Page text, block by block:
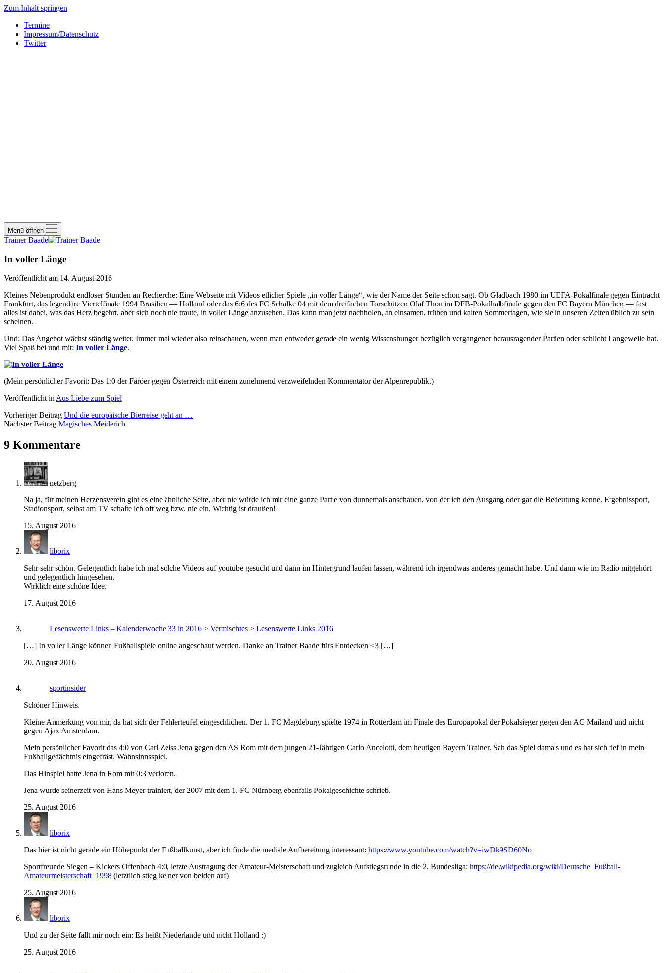
Zum Inhalt springen
Termine
Impressum/Datenschutz
Twitter
Menü öffnen
Trainer Baade
In voller Länge
Veröffentlicht am 14. August 2016
Kleines Nebenprodukt endloser Stunden an Recherche: Eine Webseite mit Videos etlicher Spiele „in voller Länge“, wie der Name der Seite schon sagt. Ob Gladbach 1980 im UEFA-Pokalfinale gegen Eintracht
Frankfurt, das legendäre Viertelfinale 1994 Brasilien — Holland oder das 6:6 des FC Schalke 04 mit dem dreifachen Torschützen Olaf Thon im DFB-Pokalhalbfinale gegen den FC Bayern München — fast
alles ist dabei, was das Herz begehrt, aber sich noch nie traute, in voller Länge anzusehen. Das kann man jetzt nachholen, an einsamen, trüben und kalten Sommertagen, wie sie in unseren Zeiten üblich zu sein
scheinen.
Und: Das Angebot wächst ständig weiter. Immer mal wieder also reinschauen, wenn man entweder gerade ein wenig Wissenshunger bezüglich vergangener herausragender Partien oder schlicht Langeweile hat.
Viel Spaß bei und mit: In voller Länge.
(Mein persönlicher Favorit: Das 1:0 der Färöer gegen Österreich mit einem zunehmend verzweifelnden Kommentator der Alpenrepublik.)
Veröffentlicht inAus Liebe zum Spiel
Vorheriger Beitrag Und die europäische Bierreise geht an …
Nächster Beitrag Magisches Meiderich
9 Kommentare
netzberg
Na ja, für meinen Herzensverein gibt es eine ähnliche Seite, aber nie würde ich mir eine ganze Partie von dunnemals anschauen, von der ich den Ausgang oder gar die Bedeutung kenne. Ergebnissport,
Stadionsport, selbst am TV schalte ich oft weg bzw. nie ein. Wichtig ist draußen!
15. August 2016
liborix
Sehr sehr schön. Gelegentlich habe ich mal solche Videos auf youtube gesucht und dann im Hintergrund laufen lassen, während ich irgendwas anderes gemacht habe. Und dann wie im Radio mitgehört
und gelegentlich hingesehen.
Wirklich eine schöne Idee.
17. August 2016
Lesenswerte Links – Kalenderwoche 33 in 2016 > Vermischtes > Lesenswerte Links 2016
[…] In voller Länge können Fußballspiele online angeschaut werden. Danke an Trainer Baade fürs Entdecken <3 […]
20. August 2016
sportinsider
Schöner Hinweis.
Kleine Anmerkung von mir, da hat sich der Fehlerteufel eingeschlichen. Der 1. FC Magdeburg spielte 1974 in Rotterdam im Finale des Europapokal der Pokalsieger gegen den AC Mailand und nicht
gegen Ajax Amsterdam.
Mein persönlicher Favorit das 4:0 von Carl Zeiss Jena gegen den AS Rom mit dem jungen 21-Jährigen Carlo Ancelotti, dem heutigen Bayern Trainer. Sah das Spiel damals und es hat sich tief in mein
Fußballgedächtnis eingefräst. Wahnsinnsspiel.
Das Hinspiel hatte Jena in Rom mit 0:3 verloren.
Jena wurde seinerzeit von Hans Meyer trainiert, der 2007 mit dem 1. FC Nürnberg ebenfalls Pokalgeschichte schrieb.
25. August 2016
liborix
Das hier ist nicht gerade ein Höhepunkt der Fußballkunst, aber ich finde die mediale Aufbereitung interessant: https://www.youtube.com/watch?v=iwDk9SD60No
Sportfreunde Siegen – Kickers Offenbach 4:0, letzte Austragung der Amateur-Meisterschaft und zugleich Aufstiegsrunde in die 2. Bundesliga: https://de.wikipedia.org/wiki/Deutsche_Fußball-
Amateurmeisterschaft_1998 (letztlich stieg keiner von beiden auf)
25. August 2016
liborix
Und zu der Seite fällt mir noch ein: Es heißt Niederlande und nicht Holland :)
25. August 2016